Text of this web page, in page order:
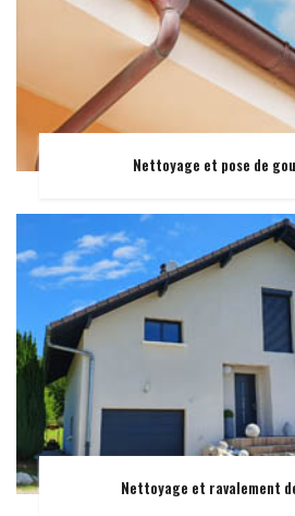
Nettoyage et pose de
Nettoyage et ravalement